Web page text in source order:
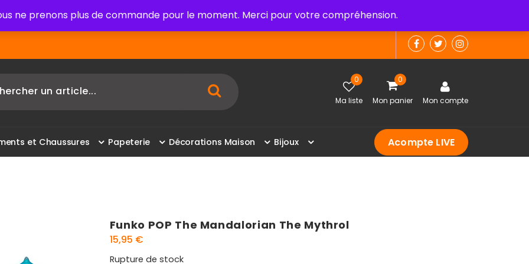
ne prenons plus de commande pour le moment. Merci pour votre compréhension.
0
Ma liste
0
Mon panier Mon compte
ents et Chaussures Papeterie Décorations Maison Bijoux Acompte LIVE
Funko POP The Mandalorian The Mythrol
15,95 €
Rupture de stock